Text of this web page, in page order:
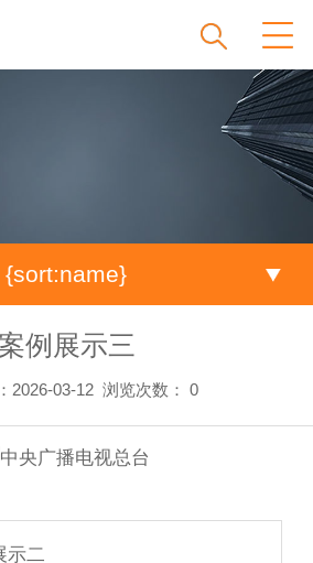
{sort:name}
案例展示三
2026-03-12 浏览次数： 0
示二